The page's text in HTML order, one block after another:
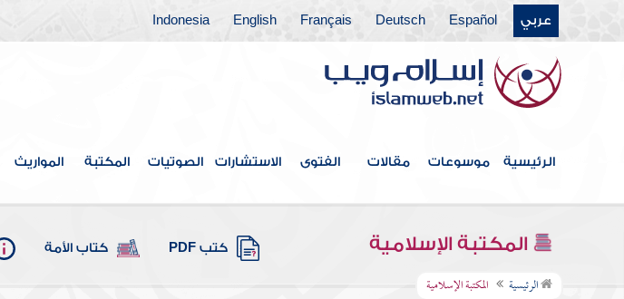
عربي Español
Deutsch
Français
English
Indonesia
الرئيسية موسوعات مقالات الفتوى الاستشارات الصوتيات المكتبة المواريث
المكتبة الإسلامية كتب PDF كتاب الأمة
الرئيسية المكتبة الإسلامية